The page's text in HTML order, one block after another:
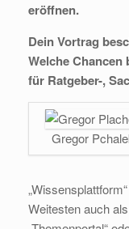
eröffnen.
Dein Vortrag
Welche
für Ratgeber-,
Gregor
Weitesten auch als